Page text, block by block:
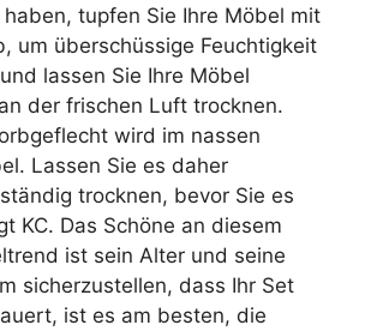
tupfen Sie Ihre Möbel mit
um überschüssige Feuchtigkeit
lassen Sie Ihre Möbel
der frischen Luft trocknen.
wird im nassen
Lassen Sie es daher
trocknen, bevor Sie es
KC. Das Schöne an diesem
ist sein Alter und seine
sicherzustellen, dass Ihr Set
ist es am besten, die